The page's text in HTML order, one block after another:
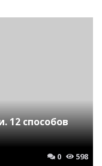
12 способов
0 598